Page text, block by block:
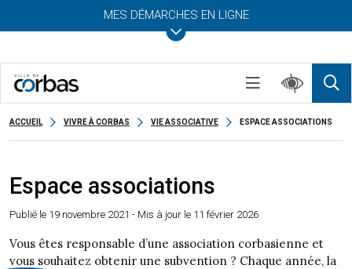
MES DÉMARCHES EN LIGNE
ACCUEIL VIVRE À CORBAS VIE ASSOCIATIVE ESPACE ASSOCIATIONS
Espace associations
Publié le 19 novembre 2021 - Mis à jour le 11 février 2026
Vous êtes responsable d’une association corbasienne et
vous souhaitez obtenir une subvention ? Chaque année, la